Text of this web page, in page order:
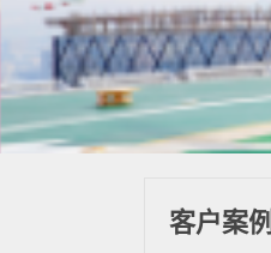
客户案例